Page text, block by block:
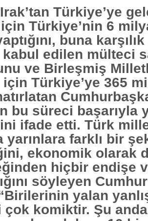
Türkiye’ye
Türkiye’nin 6
buna
edilen mülteci
ve Birleşmiş
Türkiye’ye 365
bu süreci başarıyla
ifade etti. Türk
yarınlara farklı bir
ekonomik olarak
hiçbir endişe
söyleyen
yalan
çok komiktir. Şu